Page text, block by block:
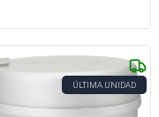
ÚLTIMA UNIDAD